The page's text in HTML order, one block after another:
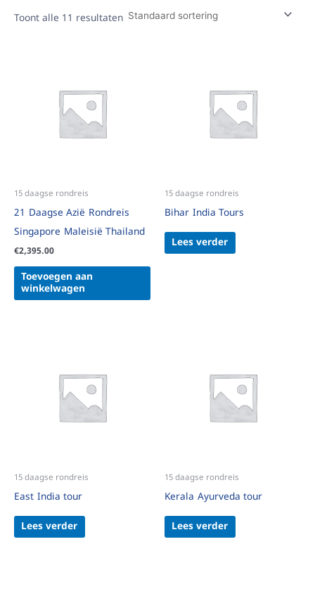
Toont alle 11 resultaten
15 daagse rondreis
21 Daagse Azië Rondreis
Singapore Maleisië Thailand
€2,395.00
Toevoegen aan
winkelwagen
15 daagse rondreis
Bihar India Tours
Lees verder
15 daagse rondreis
East India tour
Lees verder
15 daagse rondreis
Kerala Ayurveda tour
Lees verder